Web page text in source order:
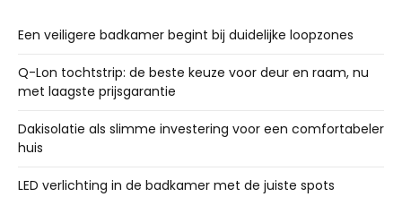
Een veiligere badkamer begint bij duidelijke loopzones
Q-Lon tochtstrip: de beste keuze voor deur en raam, nu
met laagste prijsgarantie
Dakisolatie als slimme investering voor een comfortabeler
huis
LED verlichting in de badkamer met de juiste spots